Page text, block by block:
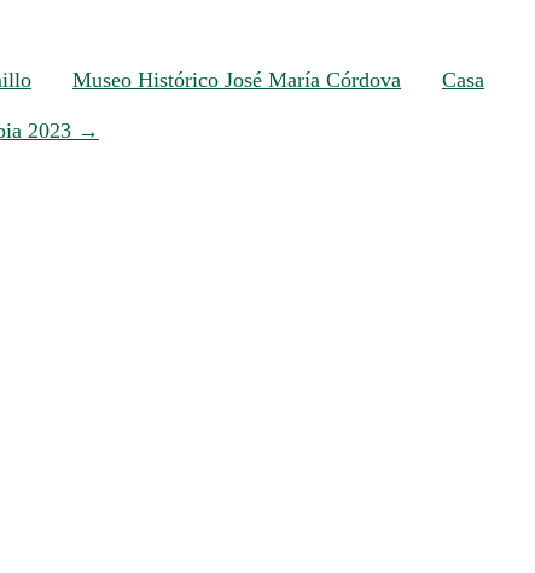
Museo Histórico José María Córdova
Casa
2023 →